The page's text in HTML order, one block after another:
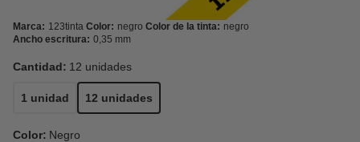
Marca: 123tinta Color: negro Color de la tinta: negro
Ancho escritura: 0,35 mm
Cantidad: 12 unidades
1 unidad 12 unidades
Color: Negro